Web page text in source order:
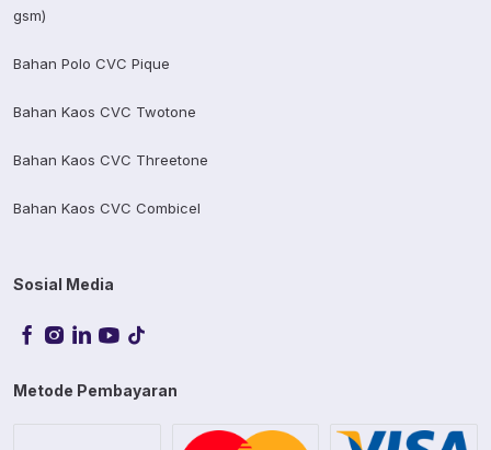
gsm)
Bahan Polo CVC Pique
Bahan Kaos CVC Twotone
Bahan Kaos CVC Threetone
Bahan Kaos CVC Combicel
Sosial Media
Metode Pembayaran